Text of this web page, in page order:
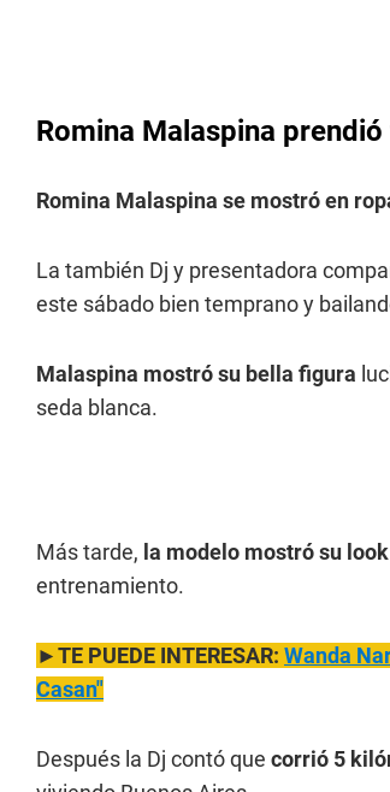
Romina Malaspina
Romina Malaspina se mostró en
La también Dj y presentadora
este sábado bien temprano y
Malaspina mostró su bella figura
seda blanca.
Más tarde, la modelo mostró su
entrenamiento.
►TE PUEDE INTERESAR: Wanda
Casan"
Después la Dj contó que corrió 5